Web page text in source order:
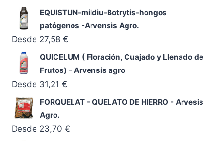
EQUISTUN-mildiu-Botrytis-hongos
patógenos -Arvensis Agro.
Desde 27,58 €
QUICELUM ( Floración, Cuajado y Llenado de
Frutos) - Arvensis agro
Desde 31,21 €
FORQUELAT - QUELATO DE HIERRO - Arvesis
Agro.
Desde 23,70 €